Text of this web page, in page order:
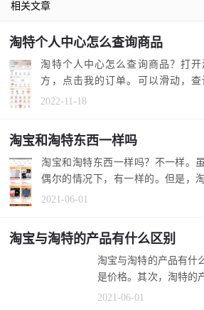
相关文章
淘特个人中心怎么查询商品
淘特个人中心怎么查询商品？打
方，点击我的订单。可以滑动，
标，搜索订单，查...
2022-11-18
淘宝和淘特东西一样吗
淘宝和淘特东西一样吗？不一样。
偶尔的情况下，有一样的。但是，
宜，性价比高...
2021-06-01
淘宝与淘特的产品有什么区别
淘宝与淘特的产品有什
是价格。其次，淘特的
产品，大件相对多一些
2021-06-01